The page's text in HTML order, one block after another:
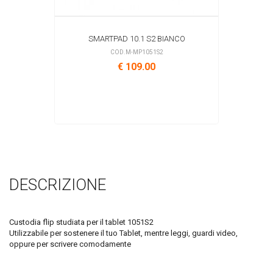
SMARTPAD 10.1 S2 BIANCO
COD.M-MP1051S2
€ 109.00
DESCRIZIONE
Custodia flip studiata per il tablet 1051S2
Utilizzabile per sostenere il tuo Tablet, mentre leggi, guardi video,
oppure per scrivere comodamente